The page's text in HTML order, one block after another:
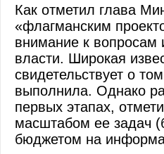
Как отметил глава
«флагманским
внимание к вопросам
власти. Широкая
свидетельствует о
выполнила. Однако
первых этапах,
масштабом ее задач
бюджетом на